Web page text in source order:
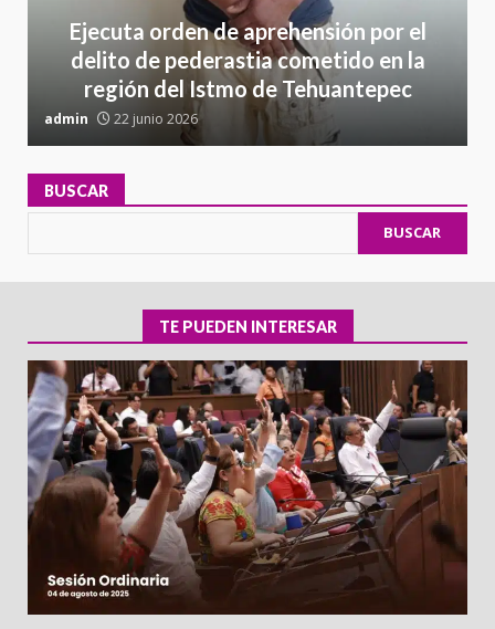
Ejecuta orden de aprehensión por el
delito de pederastia cometido en la
región del Istmo de Tehuantepec
admin 22 junio 2026
BUSCAR
BUSCAR
TE PUEDEN INTERESAR